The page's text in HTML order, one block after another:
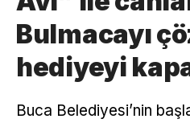
Bulmacayı
hediyeyi
Buca Belediyesi’nin